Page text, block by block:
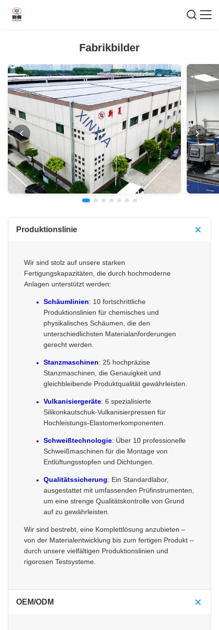
Fabrikbilder
Produktionslinie
Wir sind stolz auf unsere starken
Fertigungskapazitäten, die durch hochmoderne
Anlagen unterstützt werden:
Schäumlinien: 10 fortschrittliche
Produktionslinien für chemisches und
physikalisches Schäumen, die den
unterschiedlichsten Materialanforderungen
gerecht werden.
Stanzmaschinen: 25 hochpräzise
Stanzmaschinen, die Genauigkeit und
gleichbleibende Produktqualität gewährleisten.
Vulkanisiergeräte: 6 spezialisierte
Silikonkautschuk-Vulkanisierpressen für
Hochleistungs-Elastomerkomponenten.
Schweißtechnologie: Über 10 professionelle
Schweißmaschinen für die Montage von
Entlüftungsstopfen und Dichtungen.
Qualitätssicherung: Ein Standardlabor,
ausgestattet mit umfassenden Prüfinstrumenten,
um eine strenge Qualitätskontrolle von Grund
auf zu gewährleisten.
Wir sind bestrebt, eine Komplettlösung anzubieten –
von der Materialentwicklung bis zum fertigen Produkt –
durch unsere vielfältigen Produktionslinien und
rigorosen Testsysteme.
OEM/ODM